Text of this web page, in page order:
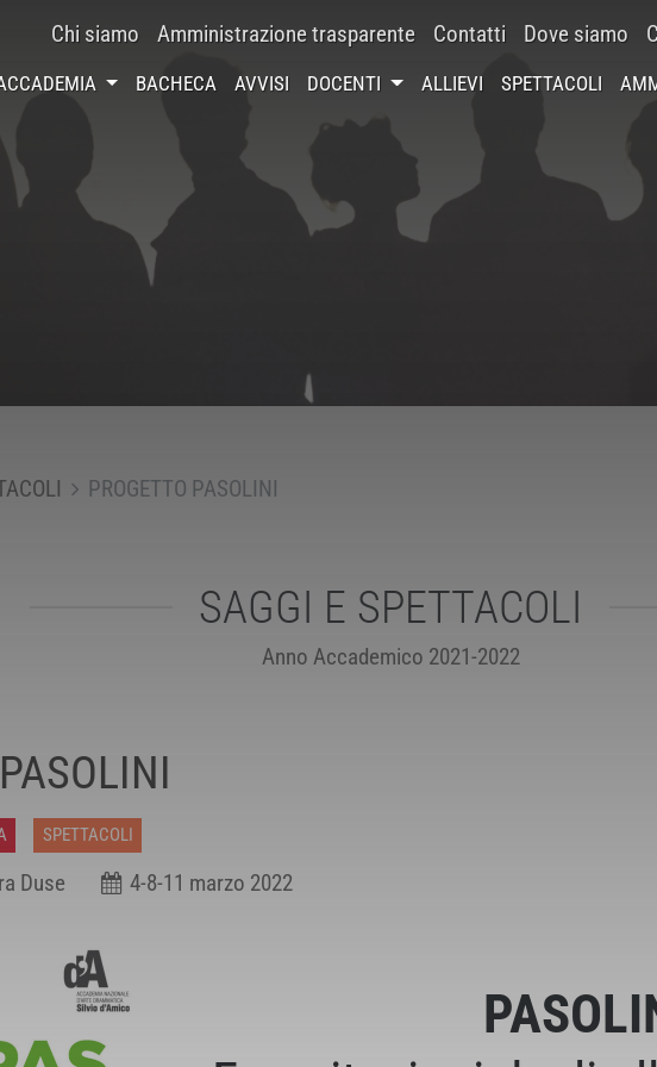
Chi siamo Amministrazione trasparente Contatti Dove siamo
BACHECA AVVISI DOCENTI ALLIEVI SPETTACOLI
PROGETTO PASOLINI
SAGGI E SPETTACOLI
Anno Accademico 2021-2022
SPETTACOLI
Duse 4-8-11 marzo 2022